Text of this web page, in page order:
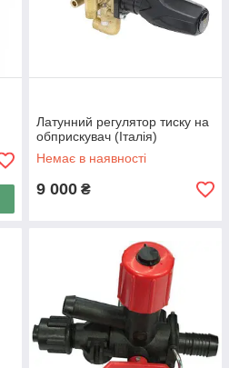
Латунний регулятор тиску на
обприскувач (Італія)
Немає в наявності
9 000 ₴